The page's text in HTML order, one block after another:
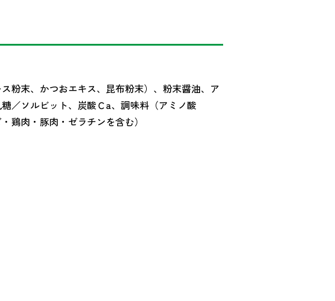
粉末、かつおエキス、昆布粉末）、粉末醤油、ア
／ソルビット、炭酸Ｃa、調味料（アミノ酸
鶏肉・豚肉・ゼラチンを含む）